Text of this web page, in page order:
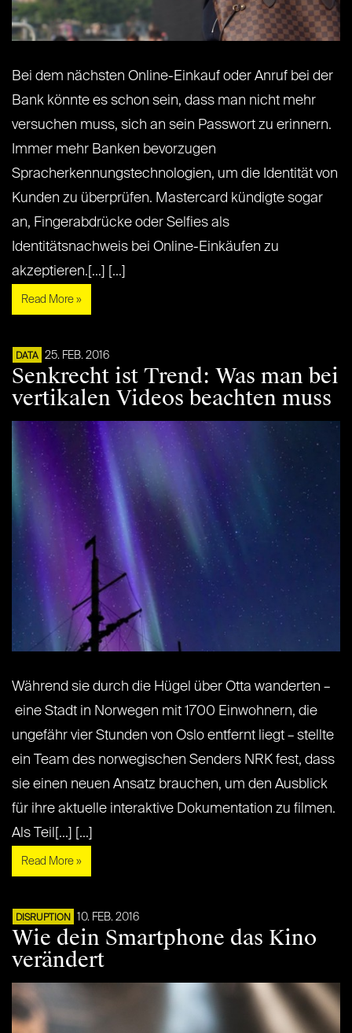
Bei dem nächsten Online-Einkauf oder Anruf bei der
Bank könnte es schon sein, dass man nicht mehr
versuchen muss, sich an sein Passwort zu erinnern.
Immer mehr Banken bevorzugen
Spracherkennungstechnologien, um die Identität von
Kunden zu überprüfen. Mastercard kündigte sogar
an, Fingerabdrücke oder Selfies als
Identitätsnachweis bei Online-Einkäufen zu
akzeptieren.[...] [...]
Read More »
DATA 25. FEB. 2016
Senkrecht ist Trend: Was man bei
vertikalen Videos beachten muss
Während sie durch die Hügel über Otta wanderten –
eine Stadt in Norwegen mit 1700 Einwohnern, die
ungefähr vier Stunden von Oslo entfernt liegt – stellte
ein Team des norwegischen Senders NRK fest, dass
sie einen neuen Ansatz brauchen, um den Ausblick
für ihre aktuelle interaktive Dokumentation zu filmen.
Als Teil[...] [...]
Read More »
DISRUPTION 10. FEB. 2016
Wie dein Smartphone das Kino
verändert